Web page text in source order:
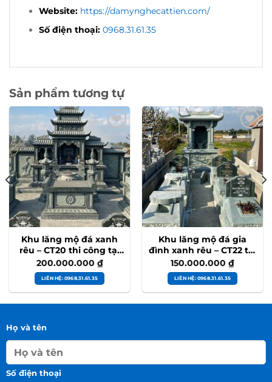
Website: https://damynghecattien.com/
Số điện thoại: 0968.31.61.35
Sản phẩm tương tự
Khu lăng mộ đá xanh
rêu – CT20 thi công tại
Thanh Hoá
200.000.000 ₫
LIÊN HỆ: 0968.31.61.35
Khu lăng mộ đá gia
đình xanh rêu – CT22 thi
công tại Nam Định cũ
150.000.000 ₫
LIÊN HỆ: 0968.31.61.35
Họ và tên
Số điện thoại